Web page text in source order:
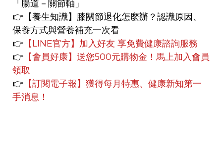
「腸道－關節軸」
👉【養生知識】 膝關節退化怎麼辦？認識原因、
保養方式與營養補充一次看
👉 【LINE官方】 加入好友 享免費健康諮詢服務
👉 【會員好康】 送您500元購物金！馬上加入會員
領取
👉 【訂閱電子報】獲得每月特惠、健康新知第一
手消息！